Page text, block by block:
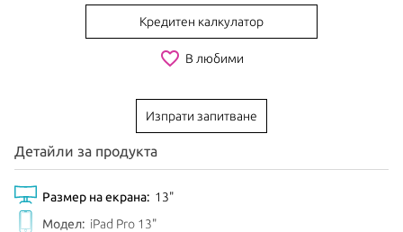
Кредитен калкулатор
favorite_border В любими
Изпрати запитване
Детайли за продукта
Размер на екрана: 13"
Модел: iPad Pro 13"